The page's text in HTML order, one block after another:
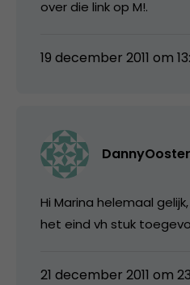
over die link op M!.
19 december 2011 om
Hi Marina helemaal
het eind vh stuk
21 december 2011 om